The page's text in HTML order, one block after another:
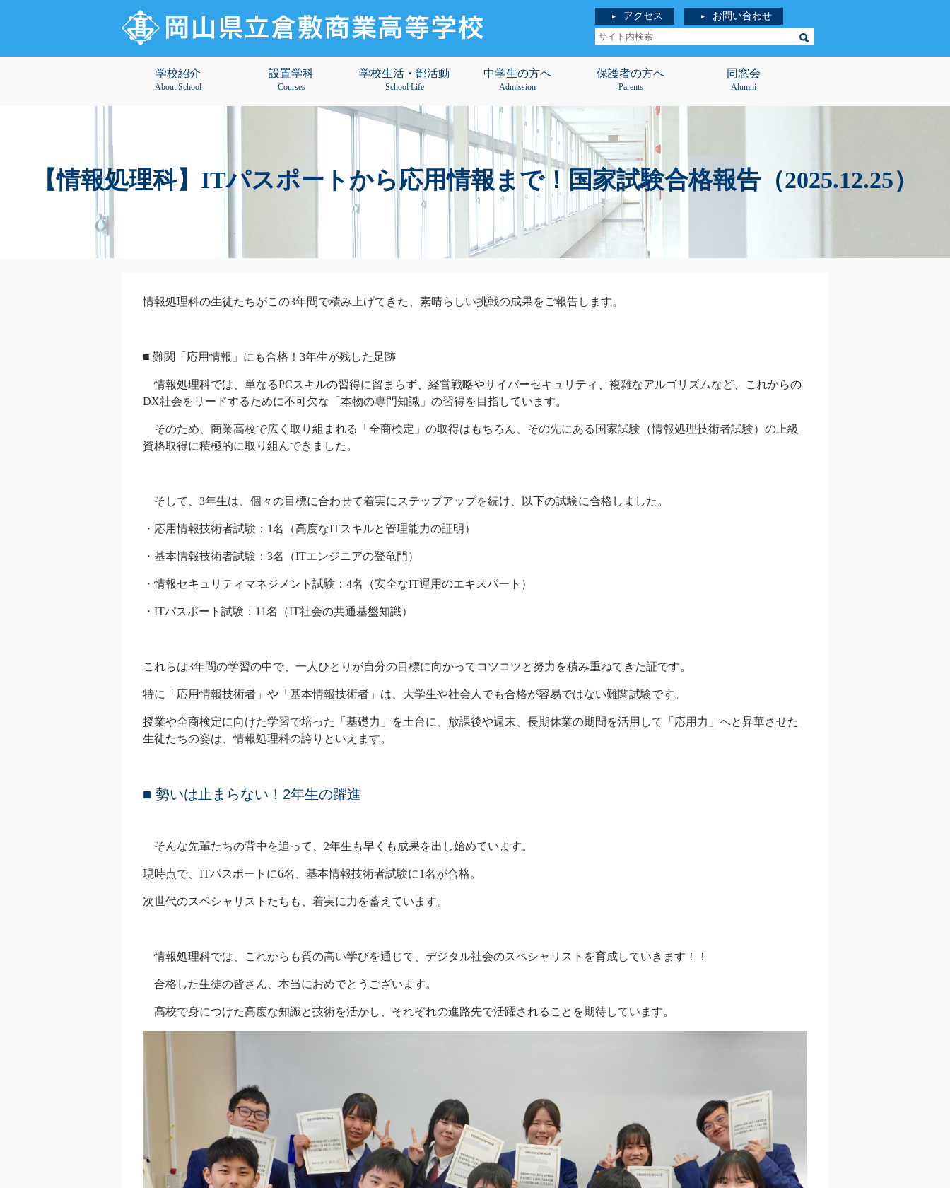
アクセス お問い合わせ
学校紹介
About School
設置学科
Courses
学校生活・部活動
School Life
中学生の方へ
Admission
保護者の方へ
Parents
同窓会
Alumni
【情報処理科】ITパスポートから応用情報まで！国家試験合格報告（2025.12.25）
情報処理科の生徒たちがこの3年間で積み上げてきた、素晴らしい挑戦の成果をご報告します。
■ 難関「応用情報」にも合格！3年生が残した足跡
情報処理科では、単なるPCスキルの習得に留まらず、経営戦略やサイバーセキュリティ、複雑なアルゴリズムなど、これからの
DX社会をリードするために不可欠な「本物の専門知識」の習得を目指しています。
そのため、商業高校で広く取り組まれる「全商検定」の取得はもちろん、その先にある 国家試験（情報処理技術者試験）の上級
資格取得に積極的に取り組んできました。
そして、3年生は、個々の目標に合わせて着実にステップアップを続け、以下の試験に合格しました。
・応用情報技術者試験：1名 （高度なITスキルと管理能力の証明）
・基本情報技術者試験：3名 （ITエンジニアの登竜門）
・情報セキュリティマネジメント試験：4名 （安全なIT運用のエキスパート）
・ITパスポート試験：11名 （IT社会の共通基盤知識）
これらは3年間の学習の中で、一人ひとりが自分の目標に向かってコツコツと努力を積み重ねてきた証です。
特に「応用情報技術者」や「基本情報技術者」は、大学生や社会人でも合格が容易ではない難関試験です。
授業や全商検定に向けた学習で培った「基礎力」を土台に、放課後や週末、長期休業の期間を活用して「応用力」へと昇華させた
生徒たちの姿は、情報処理科の誇りといえます。
■ 勢いは止まらない！2年生の躍進
そんな先輩たちの背中を追って、2年生も早くも成果を出し始めています。
現時点で、 ITパスポートに6名、基本情報技術者試験に1名が合格。
次世代のスペシャリストたちも、着実に力を蓄えています。
情報処理科では、これからも質の高い学びを通じて、デジタル社会のスペシャリストを育成していきます！！
合格した生徒の皆さん、本当におめでとうございます。
高校で身につけた高度な知識と技術を活かし、それぞれの進路先で活躍されることを期待しています。